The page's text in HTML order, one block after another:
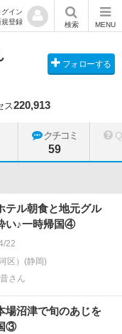
グイン
規登録
検索 MENU
フォローする
ス220,913
クチコミ
59
テル朝食と地元グル
い♪一時帰国④
22
区）(静岡)
さん
場沼津で旬のあじを
③